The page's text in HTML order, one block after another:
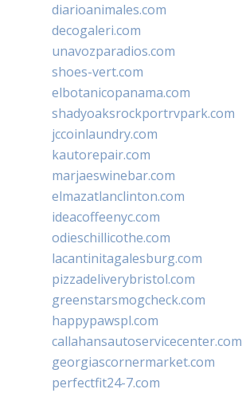
diarioanimales.com
decogaleri.com
unavozparadios.com
shoes-vert.com
elbotanicopanama.com
shadyoaksrockportrvpark.com
jccoinlaundry.com
kautorepair.com
marjaeswinebar.com
elmazatlanclinton.com
ideacoffeenyc.com
odieschillicothe.com
lacantinitagalesburg.com
pizzadeliverybristol.com
greenstarsmogcheck.com
happypawspl.com
callahansautoservicecenter.com
georgiascornermarket.com
perfectfit24-7.com